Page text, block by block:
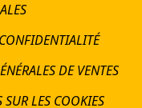
DE VENTES
LES COOKIES